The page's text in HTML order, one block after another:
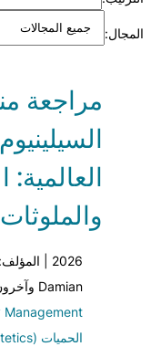
المجال:
مراجعة
Damian وآخرون | المجلة:
Management
الحميات (Nutrition and Dietetics)